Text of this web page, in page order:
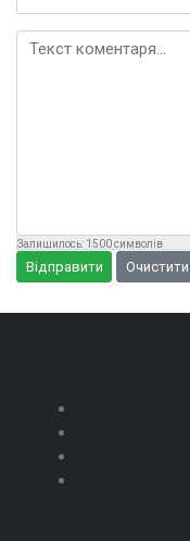
Текст коментаря
Залишилось: 1500символів
Відправити Очистити